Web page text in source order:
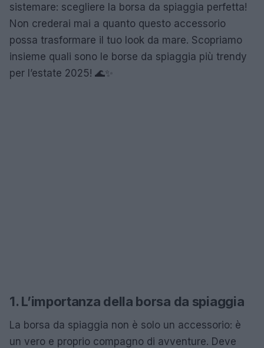
sistemare: scegliere la borsa da spiaggia perfetta!
Non crederai mai a quanto questo accessorio
possa trasformare il tuo look da mare. Scopriamo
insieme quali sono le borse da spiaggia più trendy
per l’estate 2025! 🌊✨
1. L’importanza della borsa da spiaggia
La borsa da spiaggia non è solo un accessorio: è
un vero e proprio compagno di avventure. Deve